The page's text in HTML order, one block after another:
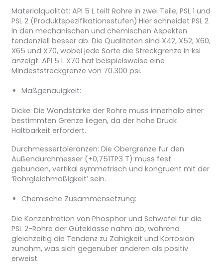
Materialqualität: API 5 L teilt Rohre in zwei Teile, PSL 1 und
PSL 2 (Produktspezifikationsstufen).Hier schneidet PSL 2
in den mechanischen und chemischen Aspekten
tendenziell besser ab. Die Qualitäten sind X42, X52, X60,
X65 und X70, wobei jede Sorte die Streckgrenze in ksi
anzeigt. API 5 L X70 hat beispielsweise eine
Mindeststreckgrenze von 70.300 psi.
Maßgenauigkeit:
Dicke: Die Wandstärke der Rohre muss innerhalb einer
bestimmten Grenze liegen, da der hohe Druck
Haltbarkeit erfordert.
Durchmessertoleranzen: Die Obergrenze für den
Außendurchmesser (+0,751TP3 T) muss fest
gebunden, vertikal symmetrisch und kongruent mit der
‘Rohrgleichmäßigkeit’ sein.
Chemische Zusammensetzung:
Die Konzentration von Phosphor und Schwefel für die
PSL 2-Rohre der Güteklasse nahm ab, während
gleichzeitig die Tendenz zu Zähigkeit und Korrosion
zunahm, was sich gegenüber anderen als positiv
erweist.